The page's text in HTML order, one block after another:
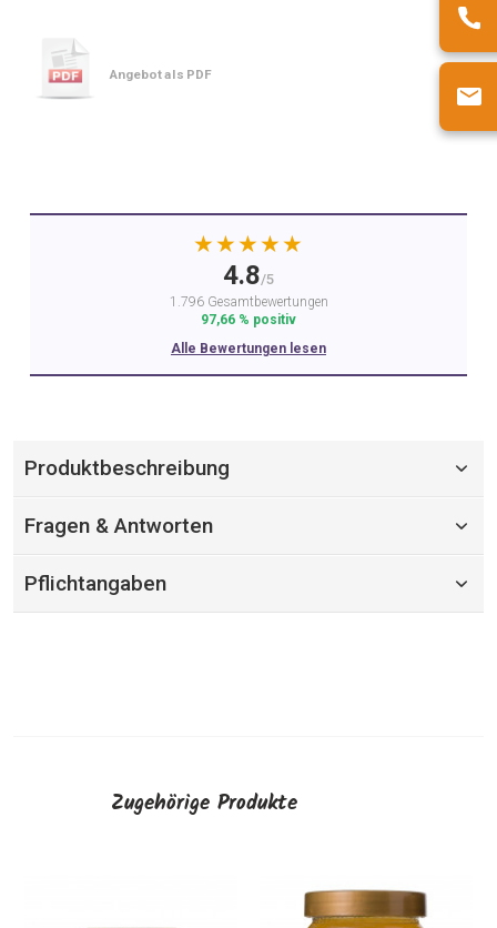
Angebot als PDF
★★★★★
4.8/5
1.796 Gesamtbewertungen
97,66 % positiv
Alle Bewertungen lesen
Produktbeschreibung
Fragen & Antworten
Pflichtangaben
Zugehörige Produkte